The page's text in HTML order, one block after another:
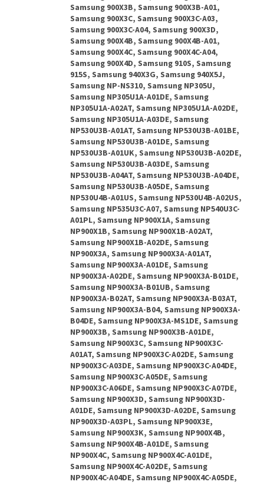
Samsung 900X3B, Samsung 900X3B-A01,
Samsung 900X3C, Samsung 900X3C-A03,
Samsung 900X3C-A04, Samsung 900X3D,
Samsung 900X4B, Samsung 900X4B-A01,
Samsung 900X4C, Samsung 900X4C-A04,
Samsung 900X4D, Samsung 910S, Samsung
915S, Samsung 940X3G, Samsung 940X5J,
Samsung NP-NS310, Samsung NP305U,
Samsung NP305U1A-A01DE, Samsung
NP305U1A-A02AT, Samsung NP305U1A-A02DE,
Samsung NP305U1A-A03DE, Samsung
NP530U3B-A01AT, Samsung NP530U3B-A01BE,
Samsung NP530U3B-A01DE, Samsung
NP530U3B-A01UK, Samsung NP530U3B-A02DE,
Samsung NP530U3B-A03DE, Samsung
NP530U3B-A04AT, Samsung NP530U3B-A04DE,
Samsung NP530U3B-A05DE, Samsung
NP530U4B-A01US, Samsung NP530U4B-A02US,
Samsung NP535U3C-A07, Samsung NP540U3C-
A01PL, Samsung NP900X1A, Samsung
NP900X1B, Samsung NP900X1B-A02AT,
Samsung NP900X1B-A02DE, Samsung
NP900X3A, Samsung NP900X3A-A01AT,
Samsung NP900X3A-A01DE, Samsung
NP900X3A-A02DE, Samsung NP900X3A-B01DE,
Samsung NP900X3A-B01UB, Samsung
NP900X3A-B02AT, Samsung NP900X3A-B03AT,
Samsung NP900X3A-B04, Samsung NP900X3A-
B04DE, Samsung NP900X3A-MS1DE, Samsung
NP900X3B, Samsung NP900X3B-A01DE,
Samsung NP900X3C, Samsung NP900X3C-
A01AT, Samsung NP900X3C-A02DE, Samsung
NP900X3C-A03DE, Samsung NP900X3C-A04DE,
Samsung NP900X3C-A05DE, Samsung
NP900X3C-A06DE, Samsung NP900X3C-A07DE,
Samsung NP900X3D, Samsung NP900X3D-
A01DE, Samsung NP900X3D-A02DE, Samsung
NP900X3D-A03PL, Samsung NP900X3E,
Samsung NP900X3K, Samsung NP900X4B,
Samsung NP900X4B-A01DE, Samsung
NP900X4C, Samsung NP900X4C-A01DE,
Samsung NP900X4C-A02DE, Samsung
NP900X4C-A04DE, Samsung NP900X4C-A05DE,